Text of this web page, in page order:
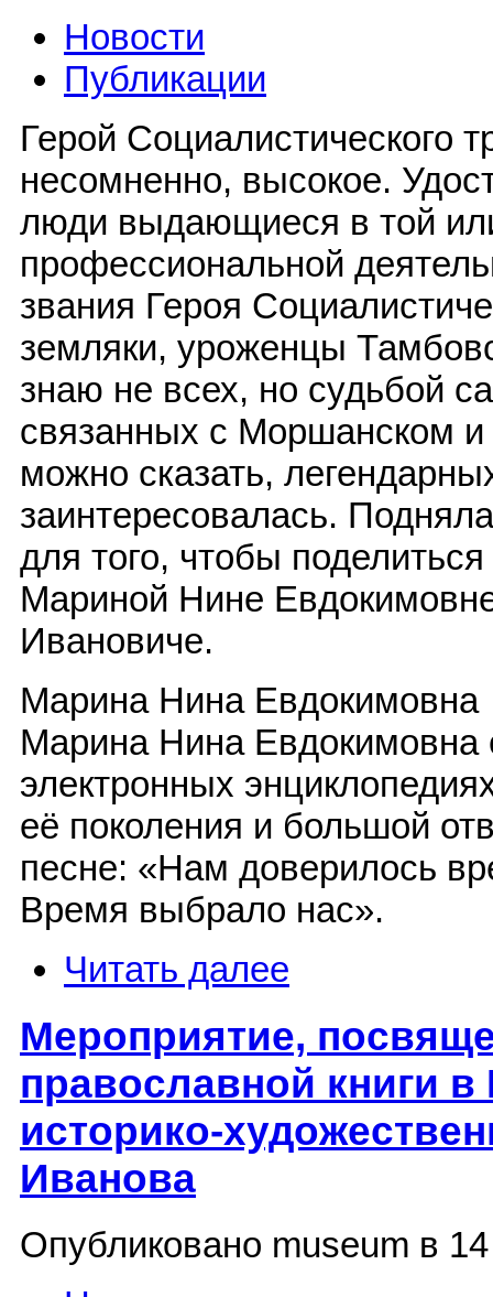
Новости
Публикации
Герой Социалистического
несомненно, высокое.
люди выдающиеся в той
профессиональной
звания Героя
земляки, уроженцы
знаю не всех, но судьбой
связанных с Моршанском
можно сказать,
заинтересовалась.
для того, чтобы
Мариной Нине
Ивановиче.
Марина Нина Евдокимовна
Марина Нина Евдокимовна
электронных
её поколения и большой
песне: «Нам доверилось
Время выбрало нас».
Читать далее
Мероприятие,
православной книги
историко-
Иванова
Опубликовано museum в